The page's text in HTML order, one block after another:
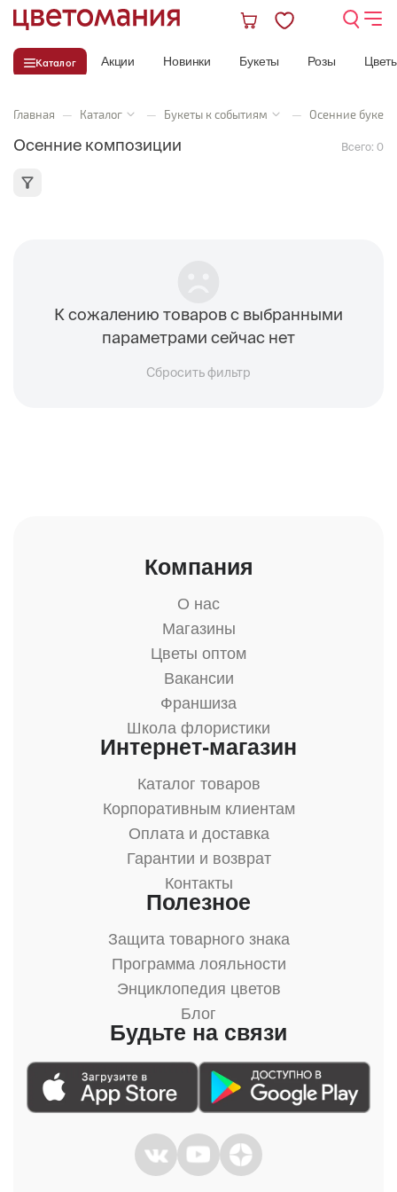
Каталог Акции Новинки Букеты Розы
Главная — Каталог — Букеты к событиям — Осенние букеты
Осенние композиции Всего: 0
К сожалению товаров с выбранными
параметрами сейчас нет
Сбросить фильтр
Компания
О нас
Магазины
Цветы оптом
Вакансии
Франшиза
Школа флористики
Интернет-магазин
Каталог товаров
Корпоративным клиентам
Оплата и доставка
Гарантии и возврат
Контакты
Полезное
Защита товарного знака
Программа лояльности
Энциклопедия цветов
Блог
Будьте на связи